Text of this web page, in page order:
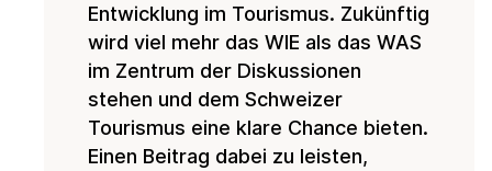
Entwicklung im Tourismus. Zukünftig
wird viel mehr das WIE als das WAS
im Zentrum der Diskussionen
stehen und dem Schweizer
Tourismus eine klare Chance bieten.
Einen Beitrag dabei zu leisten,